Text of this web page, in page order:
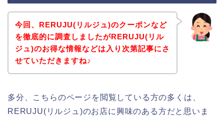
今回、RERUJU(リルジュ)のクーポンなど
を徹底的に調査しましたがRERUJU(リル
ジュ)のお得な情報などは入り次第記事にさ
せていただきますね♪
多分、こちらのページを閲覧している方の多くは、
RERUJU(リルジュ)のお店に興味のある方だと思いま